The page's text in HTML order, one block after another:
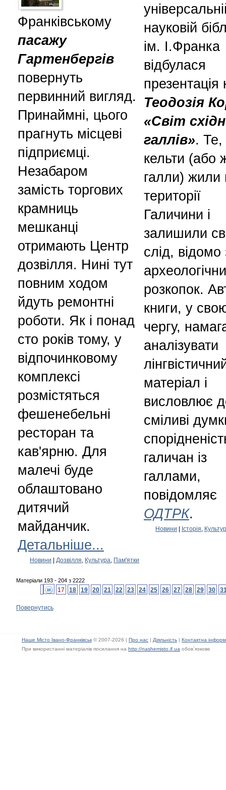
Франківському
пасажу
Гартенбергів
повернуть
первинний вигляд.
Принаймні, цього
прагнуть місцеві
підприємці.
Незабаром
замість торгових
крамниць
мешканці
отримають Центр
дозвілля. Нині тут
повним ходом
йдуть ремонтні
роботи. Як і понад
сто років тому, у
відпочинковому
комплексі
розмістяться
фешенебельні
ресторан та
кав'ярню. Для
малечі буде
облаштовано
дитячий
майданчик.
Детальніше...
Новини | Дозвілля Культура Пам'ятки
науковій
ім. І.Франка
відбулася
презентація
Теодозія
«Світ
галлів».
кельти (або
галли) жили
території
Галичини і
залишили
слід, відомо
розкопок.
книги, у
чергу,
аналізувати
матеріал і
висловлює
сміливі
галичан із
галлами,
повідомляє
ОДТРК.
Новини | Історія
Матеріали 193 - 204 з 2222
17 18 19 20 21 22 23 24 25 26 27 28 29 30
Повернутись
Наше Місто Івано-Франківськ © 2007-2026 | Про нас | Діяльність | Контактна
При використанні матеріалів посилання на http://nashemisto.if.ua обов`язкове